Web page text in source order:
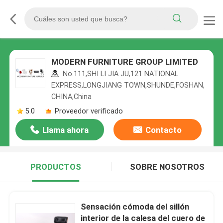
MODERN FURNITURE GROUP LIMITED
No.111,SHI LI JIA JU,121 NATIONAL
EXPRESS,LONGJIANG TOWN,SHUNDE,FOSHAN,
CHINA,China
5.0
Proveedor verificado
Llama ahora Contacto
PRODUCTOS SOBRE NOSOTROS
Sensación cómoda del sillón
interior de la calesa del cuero de